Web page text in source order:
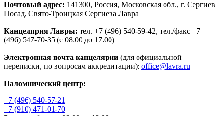
Почтовый адрес: 141300, Россия, Московская обл., г. Сергиев
Посад, Свято-Троицкая Сергиева Лавра
Канцелярия Лавры: тел. +7 (496) 540-59-42, тел./факс +7
(496) 547-70-35 (с 08:00 до 17:00)
Электронная почта канцелярии (для официальной
переписки, по вопросам аккредитации): office@lavra.ru
Паломнический центр:
+7 (496) 540-57-21
+7 (910) 471-01-70